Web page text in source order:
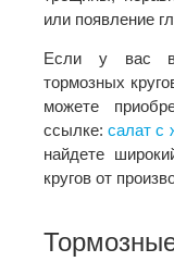
или появление
Если у вас
тормозных
можете
ссылке:салат с
найдете
кругов от